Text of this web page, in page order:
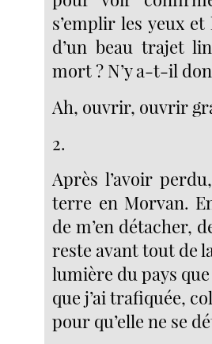
s’emplir les yeux
d’un beau trajet
mort ? N’y a-t-il
Ah, ouvrir, ouvrir
2.
Après l’avoir
terre en Morvan.
de m’en détacher,
reste avant tout de
lumière du pays
que j’ai trafiquée,
pour qu’elle ne se